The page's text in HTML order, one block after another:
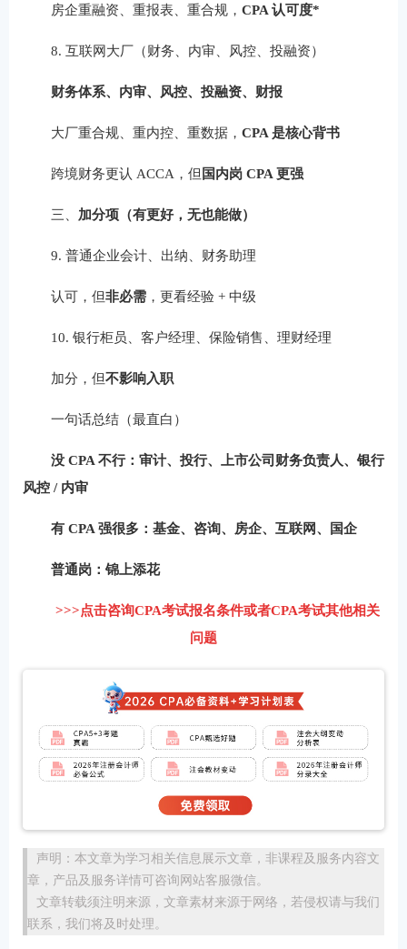
房企重融资、重报表、重合规， CPA 认可度*
8. 互联网大厂（财务、内审、风控、投融资）
财务体系、内审、风控、投融资、财报
大厂重合规、重内控、重数据， CPA 是核心背书
跨境财务更认 ACCA，但 国内岗 CPA 更强
三、 加分项（有更好，无也能做）
9. 普通企业会计、出纳、财务助理
认可，但非必需，更看经验 + 中级
10. 银行柜员、客户经理、保险销售、理财经理
加分，但不影响入职
一句话总结（最直白）
没 CPA 不行：审计、投行、上市公司财务负责人、银行
风控 / 内审
有 CPA 强很多：基金、咨询、房企、互联网、国企
普通岗：锦上添花
>>>点击咨询CPA考试报名条件或者CPA考试其他相关
问题
声明：本文章为学习相关信息展示文章，非课程及服务内容文
章，产品及服务详情可咨询网站客服微信。
文章转载须注明来源，文章素材来源于网络，若侵权请与我们
联系，我们将及时处理。